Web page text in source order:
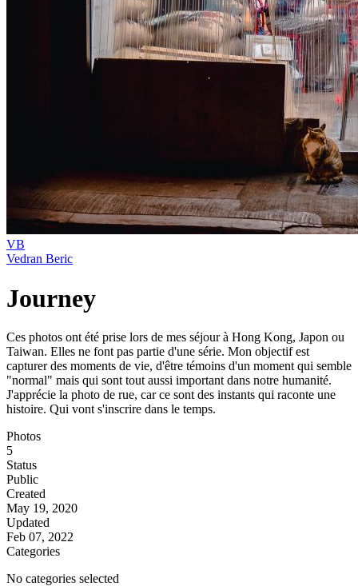
VB
Vedran Beric
Journey
Ces photos ont été prise lors de mes séjour à Hong Kong, Japon ou
Taiwan. Elles ne font pas partie d'une série. Mon objectif est
capturer des moments de vie, d'être témoins d'un moment qui semble
"normal" mais qui sont tout aussi important dans notre humanité.
J'apprécie la photo de rue, car ce sont des instants qui raconte une
histoire. Qui vont s'inscrire dans le temps.
Photos
5
Status
Public
Created
May 19, 2020
Updated
Feb 07, 2022
Categories
No categories selected